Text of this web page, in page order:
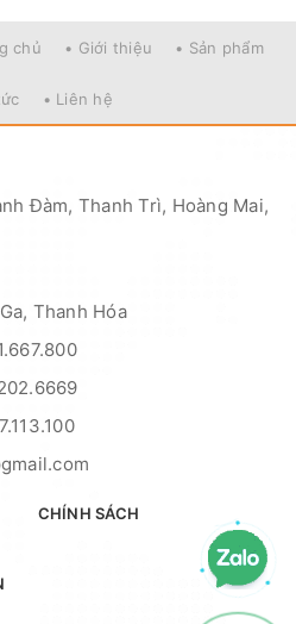
chủ • Giới thiệu • Sản phẩm
• Liên hệ
Đàm, Thanh Trì, Hoàng Mai,
Thanh Hóa
CHÍNH SÁCH